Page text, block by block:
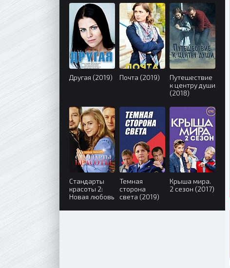
(2019)
Другая (2019) Почта (2019)
Путешествие
к центру души
(2018)
Стандарты
красоты 2:
Новая любовь
Темная
сторона
света (2019)
Крыша мира.
2 сезон (2017)